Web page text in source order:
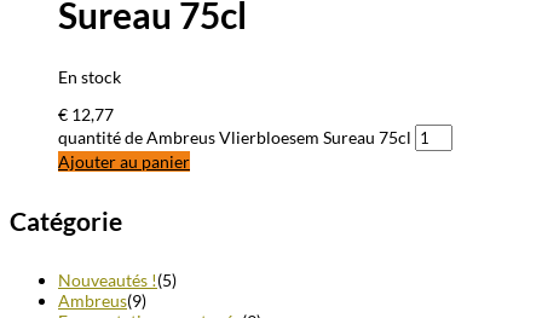
Sureau 75cl
En stock
€ 12,77
quantité de Ambreus Vlierbloesem Sureau 75cl
Ajouter au panier
Catégorie
Nouveautés !(5)
Ambreus(9)